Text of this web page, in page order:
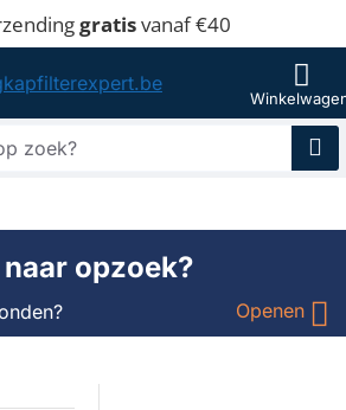
gratisvanaf €40
opzoek?
Openen